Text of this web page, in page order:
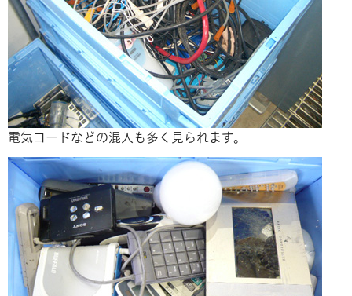
電気コードなどの混入も多く見られます。